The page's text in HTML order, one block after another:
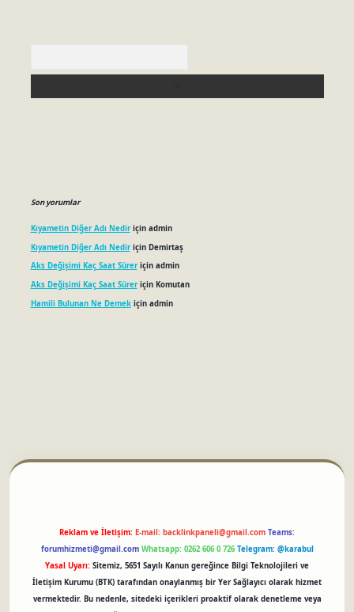
Son yorumlar
Kıyametin Diğer Adı Nediriçin admin
Kıyametin Diğer Adı Nediriçin Demirtaş
Aks Değişimi Kaç Saat Süreriçin admin
Aks Değişimi Kaç Saat Süreriçin Komutan
Hamili Bulunan Ne Demekiçin admin
Reklam ve İletişim: E-mail: backlinkpaneli@gmail.com Teams:
forumhizmeti@gmail.com Whatsapp: 0262 606 0 726 Telegram: @karabul
Yasal Uyarı: Sitemiz, 5651 Sayılı Kanun gereğince Bilgi Teknolojileri ve
İletişim Kurumu (BTK) tarafından onaylanmış bir Yer Sağlayıcı olarak hizmet
vermektedir. Bu nedenle, sitedeki içerikleri proaktif olarak denetleme veya